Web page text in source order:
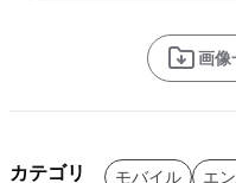
画像
カテゴリ モバイル エ